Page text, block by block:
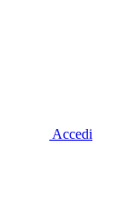
Accedi